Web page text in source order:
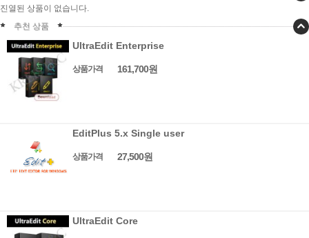
진열된 상품이 없습니다.
추천 상품
UltraEdit Enterprise
상품가격 161,700원
EditPlus 5.x Single user
상품가격 27,500원
UltraEdit Core